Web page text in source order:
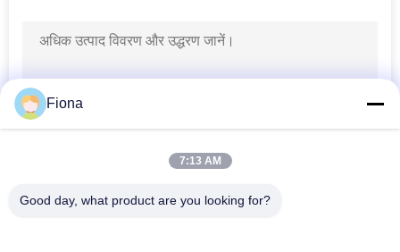
हेलमेट परीक्षण मशीन
51
Fiona
7:13 AM
Good day, what product are you looking for?